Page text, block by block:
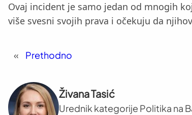
Ovaj incident je samo jedan od mnogih
više svesni svojih prava i očekuju da
« Prethodno
Živana Tasić
Urednik kategorije Politika na